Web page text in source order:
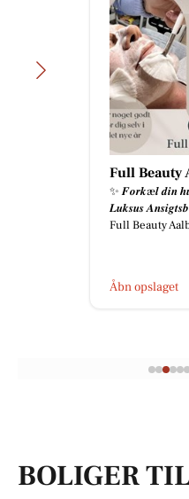
Full Beauty
✨ 𝑭𝒐𝒓𝒌æ𝒍 𝒅𝒊𝒏
𝑳𝒖𝒌𝒔𝒖𝒔
Full Beauty
Åbn opslaget
BOLIGER